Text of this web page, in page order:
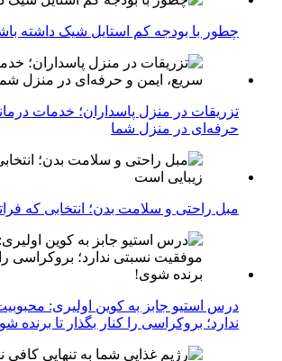
چطور با بودجه کم استایل شیک داشته
تزریقات در منزل پاسداران؛ خدمات
حرفه‌ای در منزل شما
مبل راحتی و سلامت بدن؛ انتخابی که
درس استیو جابز به کوین اولیری:
ندارد؛ بروکراسی را کنار بگذار تا برنده